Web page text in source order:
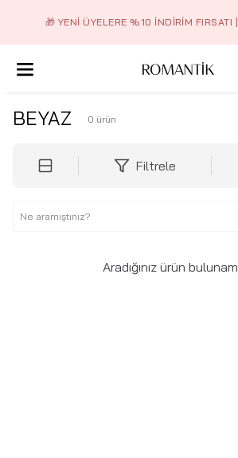
🎁 YENI ÜYELERE %10 İNDIRIM FIRSATI
BEYAZ 0 ürün
Filtrele
Aradığınız ürün